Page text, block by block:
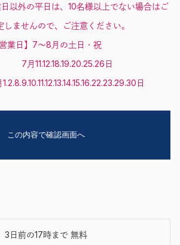
以外の平日は、10名様以上でない場合はご
しませんので、ご注意ください。
営業日】7～8月の土日・祝
日
日
3日前の17時まで 無料